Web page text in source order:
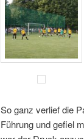
So ganz verlief die
Führung und gefiel